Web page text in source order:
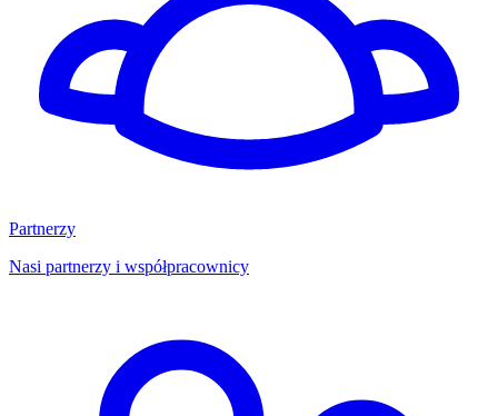
Partnerzy
Nasi partnerzy i współpracownicy